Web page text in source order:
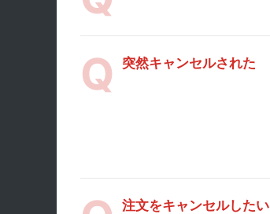
突然キャンセルされた
注文をキャンセルしたい